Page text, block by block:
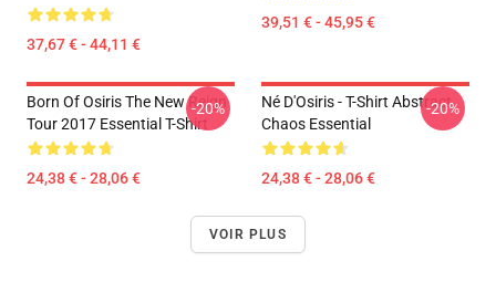
37,67 € - 44,11 €
39,51 € - 45,95 €
Born Of Osiris The New Reign
Tour 2017 Essential T-Shirt
24,38 € - 28,06 €
-20%
Né D'Osiris - T-Shirt Abstract
Chaos Essential
24,38 € - 28,06 €
-20%
VOIR PLUS